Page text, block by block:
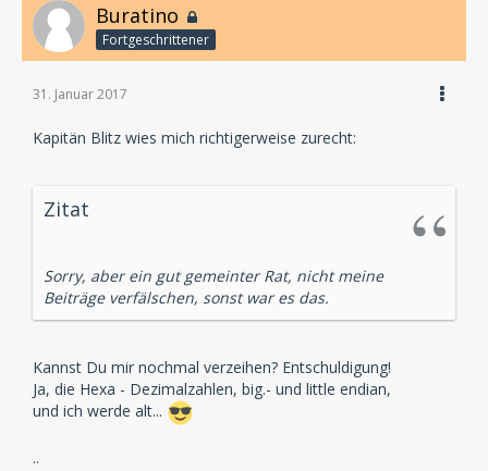
Buratino
Fortgeschrittener
31. Januar 2017
Kapitän Blitz wies mich richtigerweise zurecht:
Zitat
Sorry, aber ein gut gemeinter Rat, nicht meine
Beiträge verfälschen, sonst war es das.
Kannst Du mir nochmal verzeihen? Entschuldigung!
Ja, die Hexa - Dezimalzahlen, big.- und little endian,
und ich werde alt...
..